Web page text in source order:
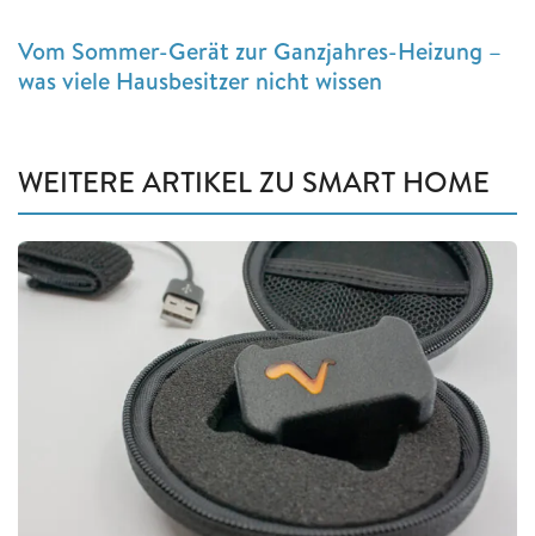
Vom Sommer-Gerät zur Ganzjahres-Heizung –
was viele Hausbesitzer nicht wissen
WEITERE ARTIKEL ZU SMART HOME